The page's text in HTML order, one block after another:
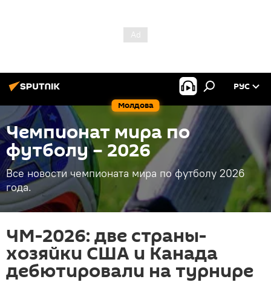
Молдова
РУС
Чемпионат мира по
футболу – 2026
Все новости чемпионата мира по футболу 2026
года.
ЧМ-2026: две страны-
хозяйки США и Канада
дебютировали на турнире